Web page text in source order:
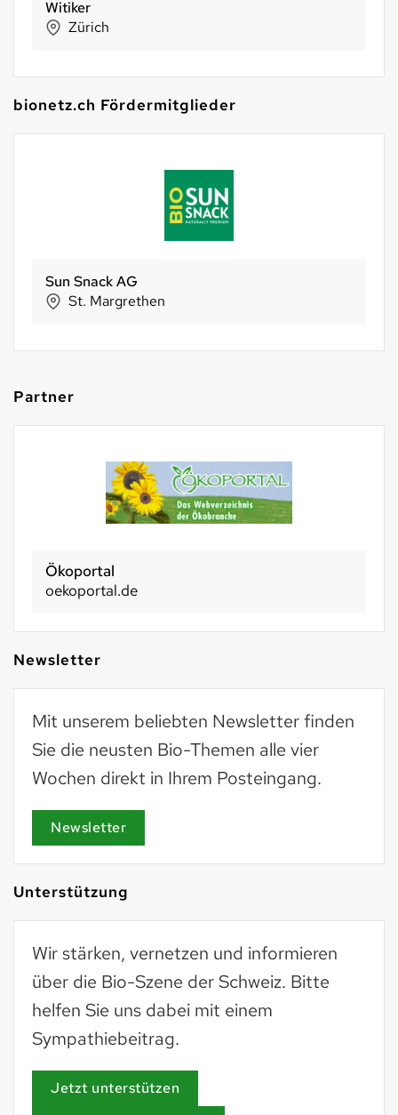
Witiker
Zürich
bionetz.ch Fördermitglieder
Sun Snack AG
St. Margrethen
Partner
Basel 2030
basel2030.ch
Newsletter
Mit unserem beliebten Newsletter finden
Sie die neusten Bio-Themen alle vier
Wochen direkt in Ihrem Posteingang.
Newsletter
Unterstützung
Wir stärken, vernetzen und informieren
über die Bio-Szene der Schweiz. Bitte
helfen Sie uns dabei mit einem
Sympathiebeitrag.
Jetzt unterstützen